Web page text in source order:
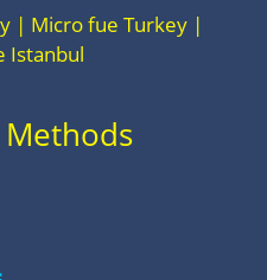
| Micro fue Turkey |
Istanbul